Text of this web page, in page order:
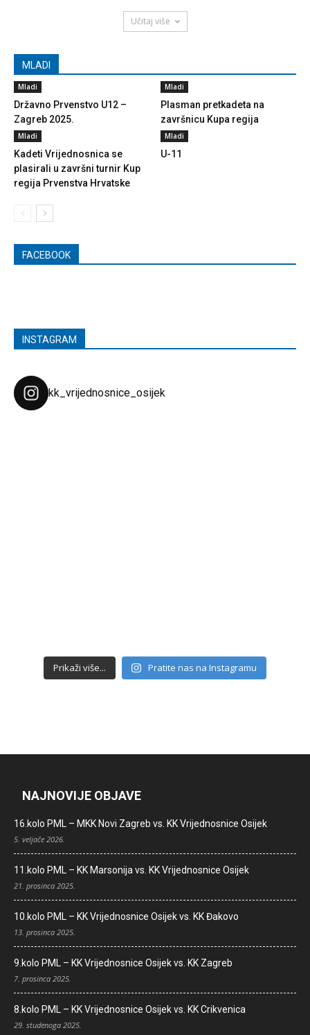
Učitaj više
MLADI
Mladi
Državno Prvenstvo U12 –
Zagreb 2025.
Mladi
Plasman pretkadeta na
završnicu Kupa regija
Mladi
Kadeti Vrijednosnica se
plasirali u završni turnir Kup
regija Prvenstva Hrvatske
Mladi
U-11
FACEBOOK
INSTAGRAM
kk_vrijednosnice_osijek
Prikaži više... Pratite nas na Instagramu
NAJNOVIJE OBJAVE
16.kolo PML – MKK Novi Zagreb vs. KK Vrijednosnice Osijek
5. veljače 2026.
11.kolo PML – KK Marsonija vs. KK Vrijednosnice Osijek
21. prosinca 2025.
10.kolo PML – KK Vrijednosnice Osijek vs. KK Đakovo
13. prosinca 2025.
9.kolo PML – KK Vrijednosnice Osijek vs. KK Zagreb
7. prosinca 2025.
8.kolo PML – KK Vrijednosnice Osijek vs. KK Crikvenica
29. studenoga 2025.